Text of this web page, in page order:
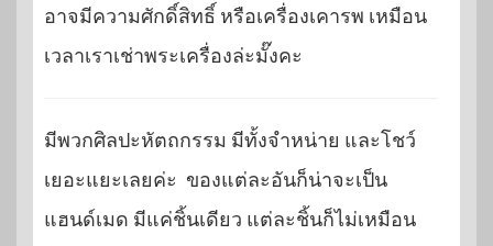
อาจมีความศักดิ์สิทธิ์ หรือเครื่องเคารพ เหมือน
เวลาเราเช่าพระเครื่องล่ะมั๊งคะ
มีพวกศิลปะหัตถกรรม มีทั้งจำหน่าย และโชว์
เยอะแยะเลยค่ะ ของแต่ละอันก็น่าจะเป็น
แฮนด์เมด มีแค่ชิ้นเดียว แต่ละชิ้นก็ไม่เหมือน